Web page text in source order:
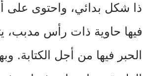
ذا شكل بدائي، واحتوى على
فيها حاوية ذات رأس
الحبر فيها من أجل الكتابة.